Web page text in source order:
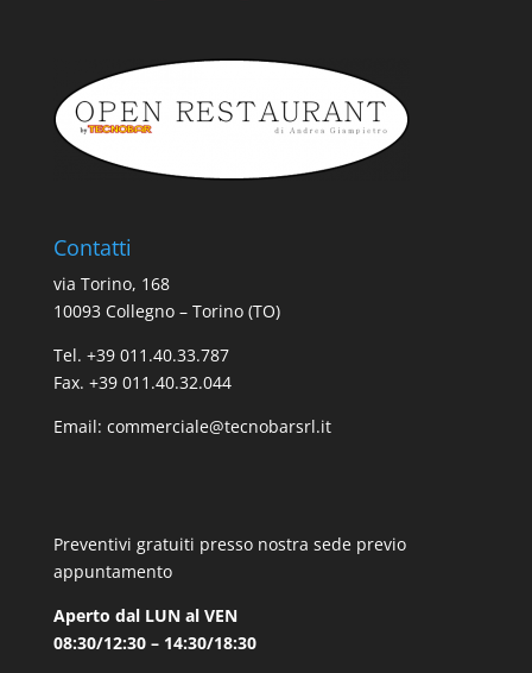
Contatti
via Torino, 168
10093 Collegno – Torino (TO)
Tel. +39 011.40.33.787
Fax. +39 011.40.32.044
Email: commerciale@tecnobarsrl.it
Preventivi gratuiti presso nostra sede previo
appuntamento
Aperto dal LUN al VEN
08:30/12:30 – 14:30/18:30